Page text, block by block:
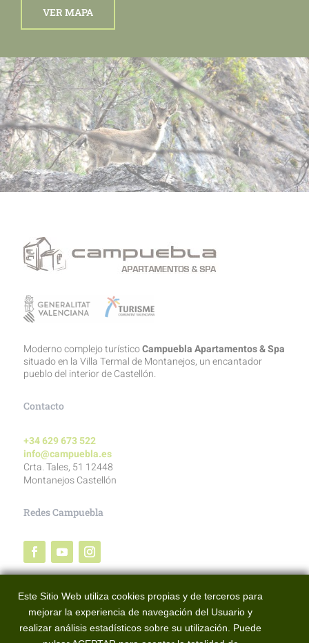
VER MAPA
Moderno complejo turísticoCampuebla Apartamentos & Spa
situado en la Villa Termal de Montanejos, un encantador
pueblo del interior de Castellón.
Contacto
+34 629 673 522
info@campuebla.es
Crta. Tales, 51 12448
Montanejos Castellón
Redes Campuebla
Redes BTT Alto Mijares
Este Sitio Web utiliza cookies propias y de terceros para
mejorar la experiencia de navegación del Usuario y
realizar análisis estadísticos sobre su utilización. Puede